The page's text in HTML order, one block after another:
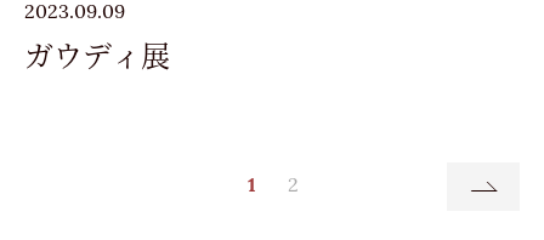
2023.09.09
ガウディ展
1 2